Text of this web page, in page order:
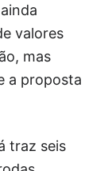
valores
mas
a proposta
traz seis